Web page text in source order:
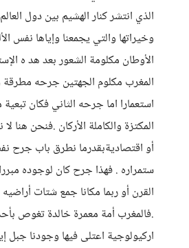
الذي انتشر كنار الهشيم بين دول
وخيراتها والتي يجمعنا وإياها نفس
الأوطان مكلومة الشعور بعد هد ه
المغرب مكلوم الجهتين جرحه
استعمارا اما جرحه الثاني فكان
المكتزة والكاملة الأركان .فنحن
أو اقتصاديةبقدرما نطرق باب جرح
ستمراره . فهذا جرح كان لوجوده
القرن أو ربما مكانا جمع شتات
.فالمغرب أمة معمرة خالدة تغوص
اركيولوجية اعتلى فيها وجودنا جبل